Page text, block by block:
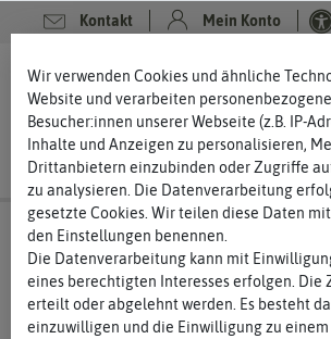
Kontakt Mein Konto
Wir verwenden Cookies und ähnliche
Website und verarbeiten
Besucher:innen unserer Webseite (z.B. IP-
Inhalte und Anzeigen zu personalisieren,
Drittanbietern einzubinden oder Zugriffe
zu analysieren. Die Datenverarbeitung
gesetzte Cookies. Wir teilen diese Daten
den Einstellungen benennen.
Die Datenverarbeitung kann mit
eines berechtigten Interesses erfolgen. Die
erteilt oder abgelehnt werden. Es besteht
einzuwilligen und die Einwilligung zu einem